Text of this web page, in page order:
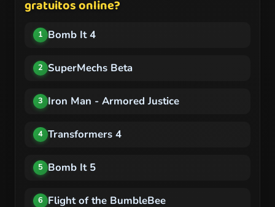
gratuitos online?
1 Bomb It 4
2 SuperMechs Beta
3 Iron Man - Armored Justice
4 Transformers 4
5 Bomb It 5
6 Flight of the BumbleBee